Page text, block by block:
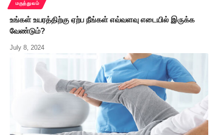
மருத்துவம்
உங்கள் உயரத்திற்கு ஏற்ப நீங்கள் எவ்வளவு எடையில் இருக்க
வேண்டும்?
July 8, 2024